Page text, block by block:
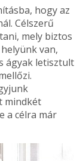
hogy az
Célszerű
mely biztos
van,
ágyak letisztult
mindkét
a célra már